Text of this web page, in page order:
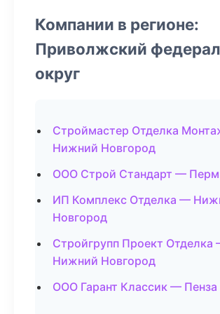
Компании в регионе:
Приволжский
округ
Строймастер Отделка
Нижний Новгород
ООО Строй Стандарт —
ИП Комплекс Отделка —
Новгород
Стройгрупп Проект Отделка
Нижний Новгород
ООО Гарант Классик — Пенза